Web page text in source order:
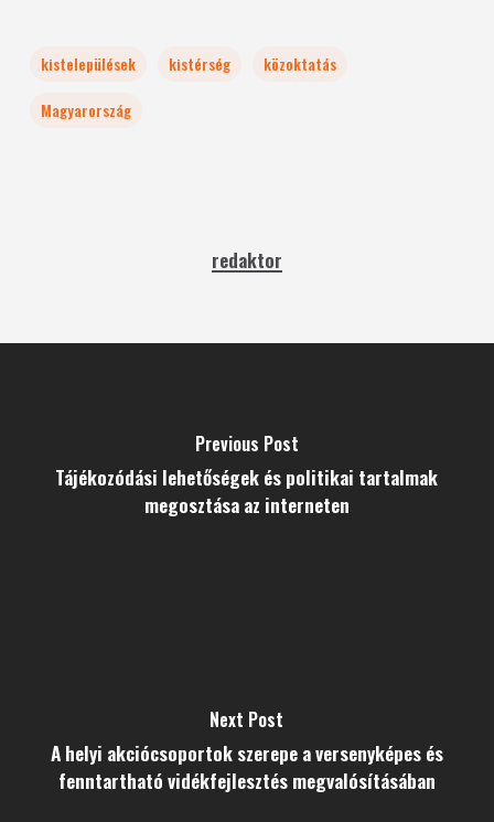
kistelepülések kistérség
közoktatás
Magyarország
redaktor
Previous Post
Tájékozódási lehetőségek és politikai tartalmak
megosztása az interneten
Next Post
A helyi akciócsoportok szerepe a versenyképes és
fenntartható vidékfejlesztés megvalósításában